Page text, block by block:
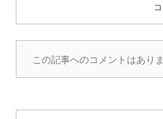
この記事へのコメントはありま